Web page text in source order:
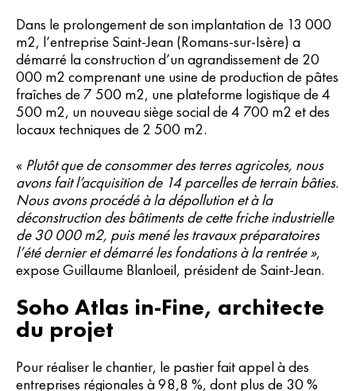
Dans le prolongement de son implantation de 13 000
m2, l’entreprise Saint-Jean (Romans-sur-Isère) a
démarré la construction d’un agrandissement de 20
000 m2 comprenant une usine de production de pâtes
fraîches de 7 500 m2, une plateforme logistique de 4
500 m2, un nouveau siège social de 4 700 m2 et des
locaux techniques de 2 500 m2.
« Plutôt que de consommer des terres agricoles, nous
avons fait l’acquisition de 14 parcelles de terrain bâties.
Nous avons procédé à la dépollution et à la
déconstruction des bâtiments de cette friche industrielle
de 30 000 m2, puis mené les travaux préparatoires
l’été dernier et démarré les fondations à la rentrée »,
expose Guillaume Blanloeil, président de Saint-Jean.
Soho Atlas in-Fine, architecte
du projet
Pour réaliser le chantier, le pastier fait appel à des
entreprises régionales à 98,8 %, dont plus de 30 %